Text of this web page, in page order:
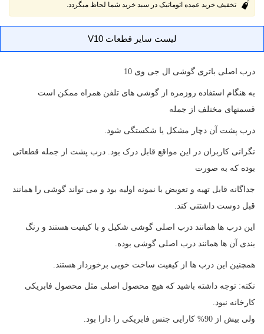
تخفیف خرید عمده اتوماتیک در سبد خرید شما لحاظ میگردد.
لیست سایر قطعات V10
درب اصلی باتری گوشی ال جی وی 10
به هنگام استفاده روزمره از گوشی های تلفن همراه ممکن است
قسمتهای مختلف از جمله
درب پشت آن دچار مشکل یا شکستگی شود.
نگرانی کاربران در این مواقع قابل درک بود. درب پشت از جمله قطعاتی
بوده که به صورت
جداگانه قابل تهیه و تعویض با نمونه اولیه بود و می تواند گوشی را همانند
قبل دوست داشتنی کند.
این درب ها همانند درب اصلی گوشی شکیل و با کیفیت هستند و رنگ
بندی آن ها همانند درب اصلی گوشی بوده.
همچنین این درب ها از کیفیت ساخت خوبی برخوردار هستند.
نکته: توجه داشته باشید که هیچ محصول اصلی مثل محصول فابریکی
کارخانه نبود.
ولی بیش از 90% کارایی جنس فابریکی را دارا بود.